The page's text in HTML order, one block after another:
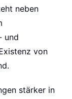
neben
und
von
stärker in